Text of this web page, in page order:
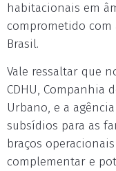
habitacionais em
comprometido
Brasil.
Vale ressaltar que
CDHU, Companhia
Urbano, e a
subsídios para as
braços
complementar e